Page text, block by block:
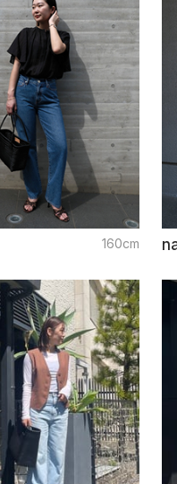
160cm